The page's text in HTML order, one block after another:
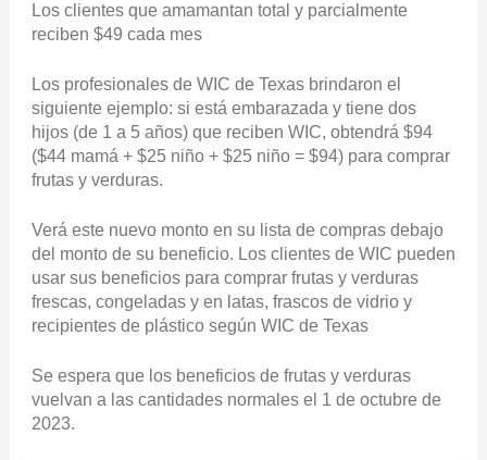
Los clientes que amamantan total y parcialmente
reciben $49 cada mes
Los profesionales de WIC de Texas brindaron el
siguiente ejemplo: si está embarazada y tiene dos
hijos (de 1 a 5 años) que reciben WIC, obtendrá $94
($44 mamá + $25 niño + $25 niño = $94) para comprar
frutas y verduras.
Verá este nuevo monto en su lista de compras debajo
del monto de su beneficio. Los clientes de WIC pueden
usar sus beneficios para comprar frutas y verduras
frescas, congeladas y en latas, frascos de vidrio y
recipientes de plástico según WIC de Texas
Se espera que los beneficios de frutas y verduras
vuelvan a las cantidades normales el 1 de octubre de
2023.